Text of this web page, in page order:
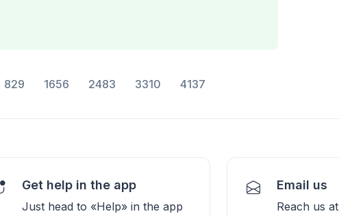
829 1656 2483 3310 4137
Get help in the app
Just head to «Help» in the app
Email us
Reach us at